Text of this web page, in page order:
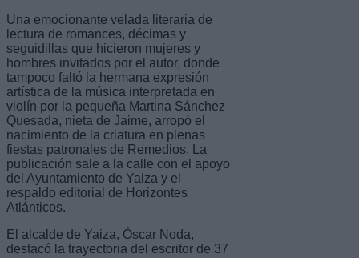
Una emocionante velada literaria de
lectura de romances, décimas y
seguidillas que hicieron mujeres y
hombres invitados por el autor, donde
tampoco faltó la hermana expresión
artística de la música interpretada en
violín por la pequeña Martina Sánchez
Quesada, nieta de Jaime, arropó el
nacimiento de la criatura en plenas
fiestas patronales de Remedios. La
publicación sale a la calle con el apoyo
del Ayuntamiento de Yaiza y el
respaldo editorial de Horizontes
Atlánticos.
El alcalde de Yaiza, Óscar Noda,
destacó la trayectoria del escritor de 37